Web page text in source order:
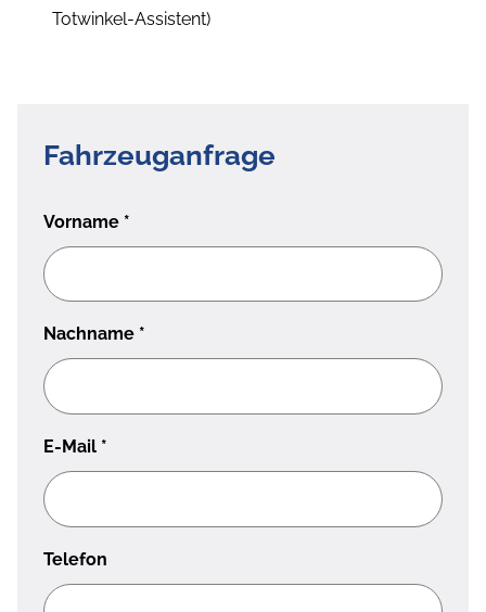
Totwinkel-Assistent)
Fahrzeuganfrage
Vorname *
Nachname *
E-Mail *
Telefon